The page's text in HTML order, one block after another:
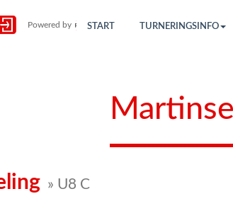
Powered by START TURNERINGSINFO
» U8 C